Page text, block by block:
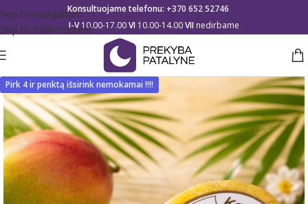
Skip to navigation
Skip to main content
Konsultuojame telefonu: +370 652 52746
I-V10.00-17.00VI 10.00-14.00VII nedirbame
Pirk 4 ir penktą išsirink nemokamai !!!!